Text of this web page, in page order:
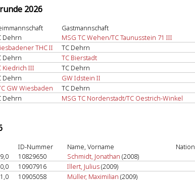
2026
Gastmannschaft
Dehrn MSG TC Wehen/TC Taunusstein 71 III
THC II TC Dehrn
Dehrn TC Bierstadt
Kiedrich III TC Dehrn
Dehrn GW Idstein II
GW Wiesbaden TC Dehrn
Dehrn MSG TC Nordenstadt/TC Oestrich-Winkel
ID-Nummer Name, Vorname Nation
10829650 Schmidt, Jonathan (2008)
10907916 Illert, Julius(2009)
10905058 Müller, Maximilian (2009)